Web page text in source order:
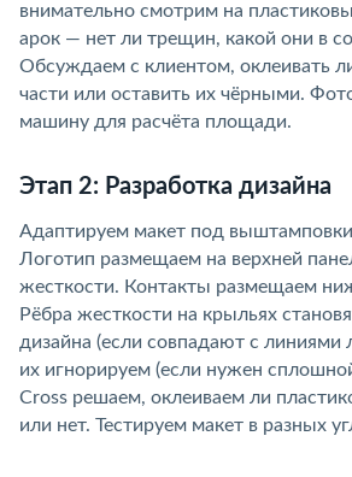
внимательно смотрим на
арок — нет ли трещин, какой они в
Обсуждаем с клиентом, оклеивать
части или оставить их чёрными.
машину для расчёта площади.
Этап 2: Разработка дизайна
Адаптируем макет под
Логотип размещаем на верхней
жесткости. Контакты размещаем
Рёбра жесткости на крыльях
дизайна (если совпадают с линиями
их игнорируем (если нужен
Cross решаем, оклеиваем ли
или нет. Тестируем макет в разных